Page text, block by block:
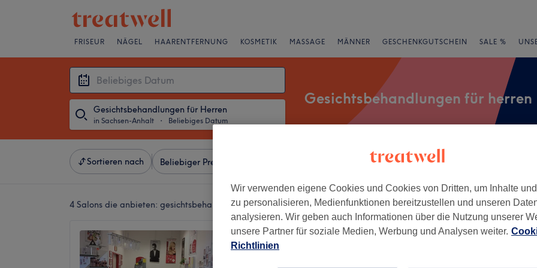
FRISEUR NÄGEL HAARENTFERNUNG KOSMETIK MASSAGE MÄNNER GESCHENKGUTSCHEIN SALE %
Gesichtsbehandlungen für Herren
in Sachsen-Anhalt ・ Beliebiges Datum
Gesichtsbehandlungen für herren
Sortieren nach Beliebiger Preis Expressangebote Bewertung
4 Salons die anbieten: gesichtsbehandlungen für herren in Sachsen-Anhalt
Haarwelten - Leuna-
Merseburg
+
Wir verwenden eigene Cookies und Cookies von Dritten, um Inhalte
zu personalisieren, Medienfunktionen bereitzustellen und unseren
analysieren. Wir geben auch Informationen über die Nutzung unserer
unsere Partner für soziale Medien, Werbung und Analysen weiter.
Richtlinien